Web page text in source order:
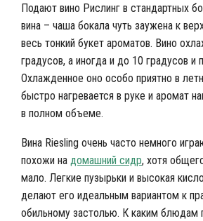
Подают вино Рислинг в стандартных
вина – чаша бокала чуть заужена к
весь тонкий букет ароматов. Вино
градусов, а иногда и до 10 градусов и
Охлажденное оно особо приятно в
быстро нагревается в руке и аромат
в полном объеме.
Вина Riesling очень часто немного
похожи на домашний сидр, хотя
мало. Легкие пузырьки и высокая
делают его идеальным вариантом к
обильному застолью. К каким блюдам